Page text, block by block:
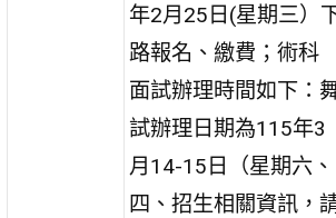
年2月25日(星期三）
路報名、繳費；術科
面試辦理時間如下：
試辦理日期為115年3
月14-15日（星期六、
四、招生相關資訊，